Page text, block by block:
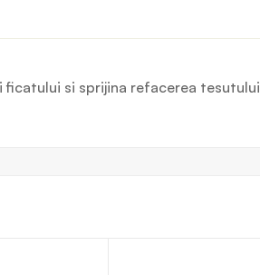
si sprijina refacerea tesutului